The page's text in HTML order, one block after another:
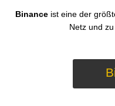
Binance ist eine der
Netz und